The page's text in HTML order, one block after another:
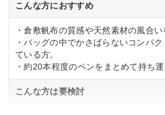
こんな方におすすめ
・倉敷帆布の質感や天然素材の風合い
・バッグの中でかさばらないコンパ
ている方。
・約20本程度のペンをまとめて持ち運
こんな方は要検討